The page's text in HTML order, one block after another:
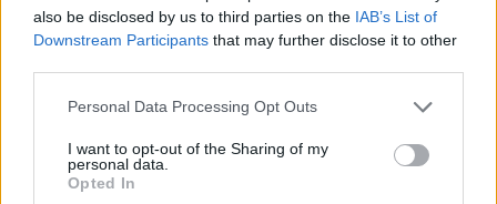
also be disclosed by us to third parties on the IAB’s List of
Downstream Participants that may further disclose it to other
Personal Data Processing Opt Outs
I want to opt-out of the Sharing of my
personal data.
Opted In
PUSL (D. Voiculescu)
FAR (Coarnă)
România pe Primul Loc (Ponta)